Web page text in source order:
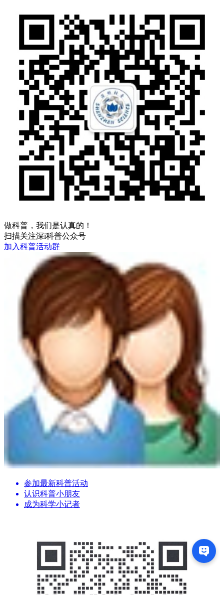
做科普，我们是认真的！
扫描关注深i科普公众号
加入科普活动群
参加最新科普活动
认识科普小朋友
成为科学小记者